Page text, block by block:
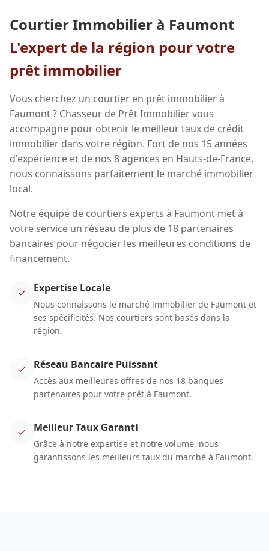
Courtier Immobilier à Faumont
L'expert de la région pour votre
prêt immobilier
Vous cherchez un courtier en prêt immobilier à
Faumont ? Chasseur de Prêt Immobilier vous
accompagne pour obtenir le meilleur taux de crédit
immobilier dans votre région. Fort de nos 15 années
d'expérience et de nos 8 agences en Hauts-de-France,
nous connaissons parfaitement le marché immobilier
local.
Notre équipe de courtiers experts à Faumont met à
votre service un réseau de plus de 18 partenaires
bancaires pour négocier les meilleures conditions de
financement.
✓ Expertise Locale
Nous connaissons le marché immobilier de Faumont et
ses spécificités. Nos courtiers sont basés dans la
région.
✓ Réseau Bancaire Puissant
Accès aux meilleures offres de nos 18 banques
partenaires pour votre prêt à Faumont.
✓ Meilleur Taux Garanti
Grâce à notre expertise et notre volume, nous
garantissons les meilleurs taux du marché à Faumont.